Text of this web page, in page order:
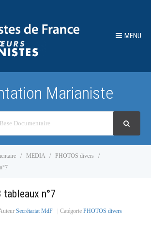
MENU
Marianiste
MEDIA
PHOTOS divers
tableaux n°7
Secrétariat MdF Catégorie PHOTOS divers